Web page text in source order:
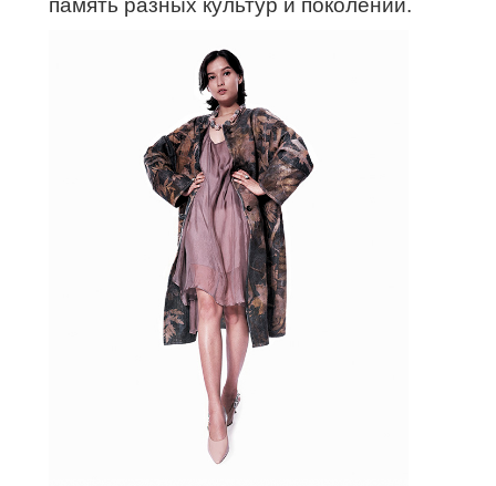
память разных культур и поколений.